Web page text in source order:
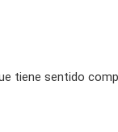
tiene sentido